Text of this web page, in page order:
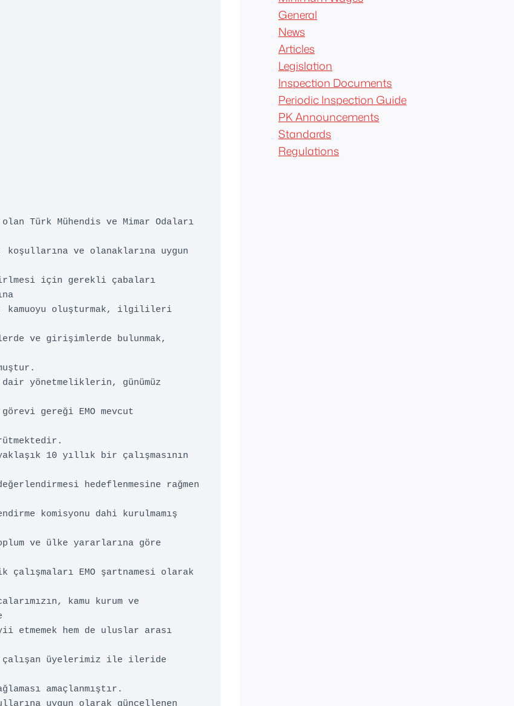
General
News
Articles
Legislation
Inspection Documents
Periodic Inspection Guide
PK Announcements
Standards
Regulations